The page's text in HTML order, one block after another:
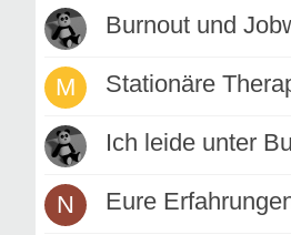
Burnout und
M Stationäre
Ich leide unter
N Eure